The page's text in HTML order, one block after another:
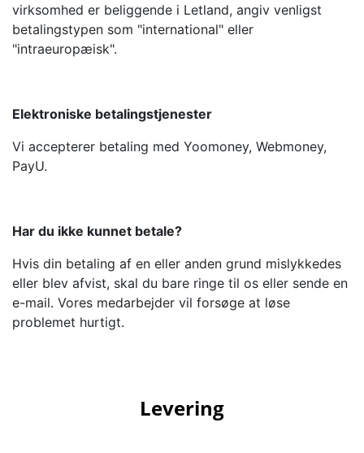
virksomhed er beliggende i Letland, angiv venligst
betalingstypen som "international" eller
"intraeuropæisk".
Elektroniske betalingstjenester
Vi accepterer betaling med Yoomoney, Webmoney,
PayU.
Har du ikke kunnet betale?
Hvis din betaling af en eller anden grund mislykkedes
eller blev afvist, skal du bare ringe til os eller sende en
e-mail. Vores medarbejder vil forsøge at løse
problemet hurtigt.
Levering